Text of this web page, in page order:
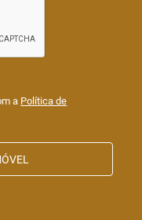
a Política de